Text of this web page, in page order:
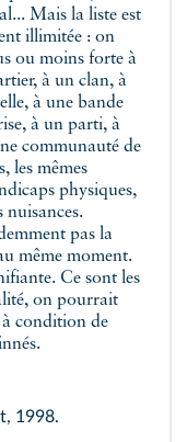
Mais la liste est
illimitée : on
ou moins forte à
à un clan, à
à une bande
à un parti, à
communauté de
les mêmes
physiques,
nuisances.
pas la
même moment.
Ce sont les
on pourrait
à condition de
1998.